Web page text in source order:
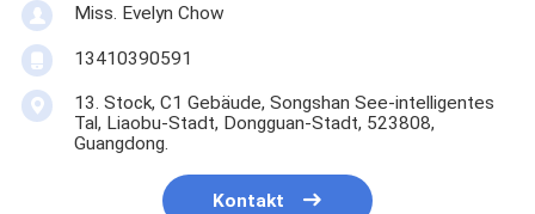
Miss. Evelyn Chow
13410390591
13. Stock, C1 Gebäude, Songshan See-intelligentes
Tal, Liaobu-Stadt, Dongguan-Stadt, 523808,
Guangdong.
Kontakt